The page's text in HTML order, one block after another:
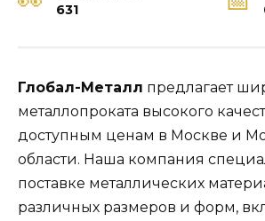
631
Глобал-Металл предлагает
металлопроката высокого
доступным ценам в Москве и
области. Наша компания
поставке металлических
различных размеров и форм,